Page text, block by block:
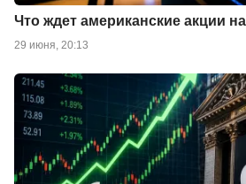
Что ждет американские акции
29 июня, 20:13